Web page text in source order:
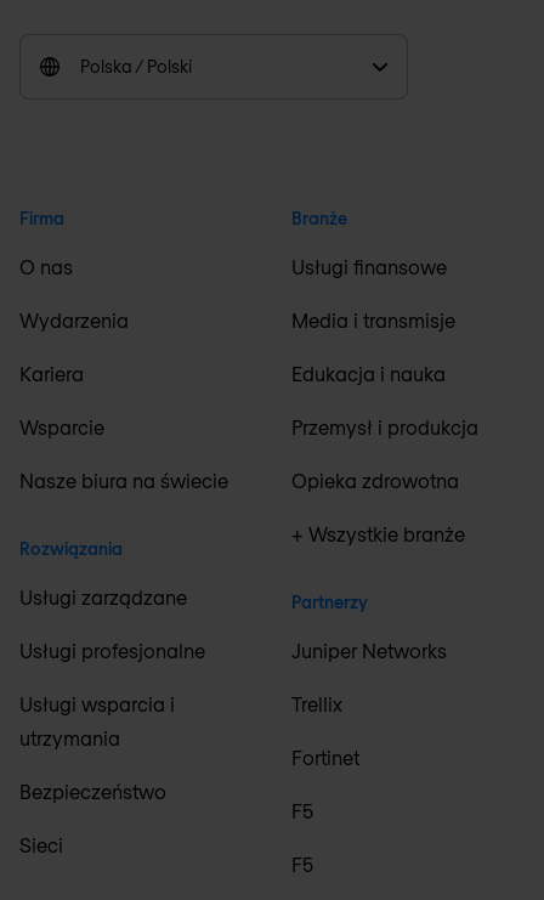
Polska / Polski
Firma
O nas
Wydarzenia
Kariera
Wsparcie
Nasze biura na świecie
Rozwiązania
Usługi zarządzane
Usługi profesjonalne
Usługi wsparcia i
utrzymania
Bezpieczeństwo
Sieci
Branże
Usługi finansowe
Media i transmisje
Edukacja i nauka
Przemysł i produkcja
Opieka zdrowotna
+ Wszystkie branże
Partnerzy
Juniper Networks
Trellix
Fortinet
F5
F5